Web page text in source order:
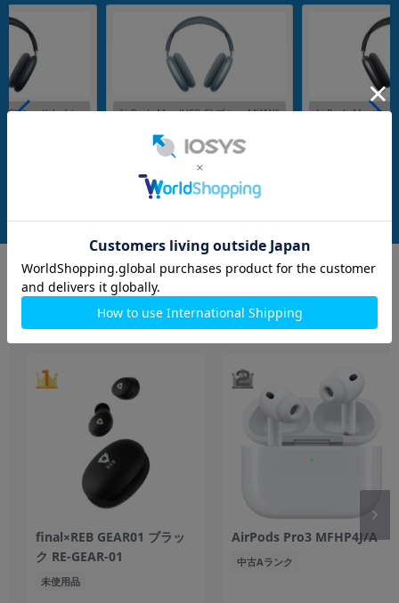
C) ミッドナイト
52,800 円 (税込)
AirPods Max (USB-C) ブルー MWW6
メーカー：Apple
発売日：2024/09
在庫数：5
52,800 円 (税込)
AirPods Max スペ
イヤホン・スピーカー もっと見る
final×REB GEAR01 ブラッ
ク RE-GEAR-01
未使用品
AirPods Pro3 MFHP4J/A
中古Aランク